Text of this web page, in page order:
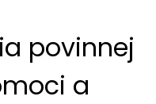
povinnej
a